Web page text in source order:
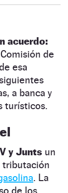
acuerdo:
de
esa
a banca y
turísticos.
y Junts un
tributación
. La
de los